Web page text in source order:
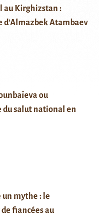
au Kirghizstan :
d’Almazbek Atambaev
ou
du salut national en
mythe : le
fiancées au